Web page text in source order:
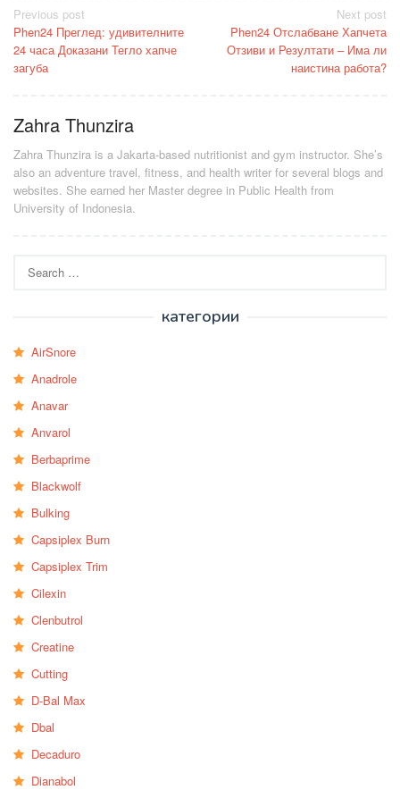
Post
navigation
Previous post
Phen24 Преглед: удивителните
24 часа Доказани Тегло хапче
загуба
Next post
Phen24 Отслабване Хапчета
Отзиви и Резултати – Има ли
наистина работа?
Zahra Thunzira
Zahra Thunzira is a Jakarta-based nutritionist and gym instructor. She’s
also an adventure travel, fitness, and health writer for several blogs and
websites. She earned her Master degree in Public Health from
University of Indonesia.
for:
категории
AirSnore
Anadrole
Anavar
Anvarol
Berbaprime
Blackwolf
Bulking
Capsiplex Burn
Capsiplex Trim
Cilexin
Clenbutrol
Creatine
Cutting
D-Bal Max
Dbal
Decaduro
Dianabol